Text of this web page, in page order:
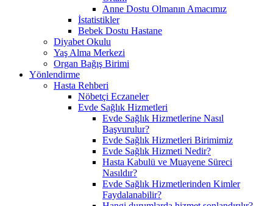
Anne Dostu Olmanın Amacımız
İstatistikler
Bebek Dostu Hastane
Diyabet Okulu
Yaş Alma Merkezi
Organ Bağış Birimi
Yönlendirme
Hasta Rehberi
Nöbetçi Eczaneler
Evde Sağlık Hizmetleri
Evde Sağlık Hizmetlerine Nasıl
Başvurulur?
Evde Sağlık Hizmetleri Birimimiz
Evde Sağlık Hizmeti Nedir?
Hasta Kabulü ve Muayene Süreci
Nasıldır?
Evde Sağlık Hizmetlerinden Kimler
Faydalanabilir?